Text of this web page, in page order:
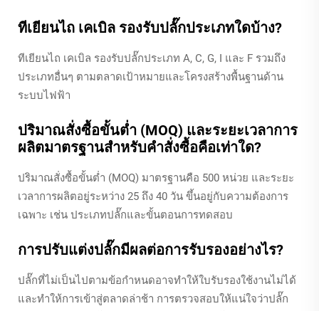
ทีเยียนไถ เคเบิล รองรับปลั๊กประเภทใดบ้าง?
ทีเยียนไถ เคเบิล รองรับปลั๊กประเภท A, C, G, I และ F รวมถึง
ประเภทอื่นๆ ตามตลาดเป้าหมายและโครงสร้างพื้นฐานด้าน
ระบบไฟฟ้า
ปริมาณสั่งซื้อขั้นต่ำ (MOQ) และระยะเวลาการ
ผลิตมาตรฐานสำหรับคำสั่งซื้อคือเท่าใด?
ปริมาณสั่งซื้อขั้นต่ำ (MOQ) มาตรฐานคือ 500 หน่วย และระยะ
เวลาการผลิตอยู่ระหว่าง 25 ถึง 40 วัน ขึ้นอยู่กับความต้องการ
เฉพาะ เช่น ประเภทปลั๊กและขั้นตอนการทดสอบ
การปรับแต่งปลั๊กมีผลต่อการรับรองอย่างไร?
ปลั๊กที่ไม่เป็นไปตามข้อกำหนดอาจทำให้ใบรับรองใช้งานไม่ได้
และทำให้การเข้าสู่ตลาดล่าช้า การตรวจสอบให้แน่ใจว่าปลั๊ก